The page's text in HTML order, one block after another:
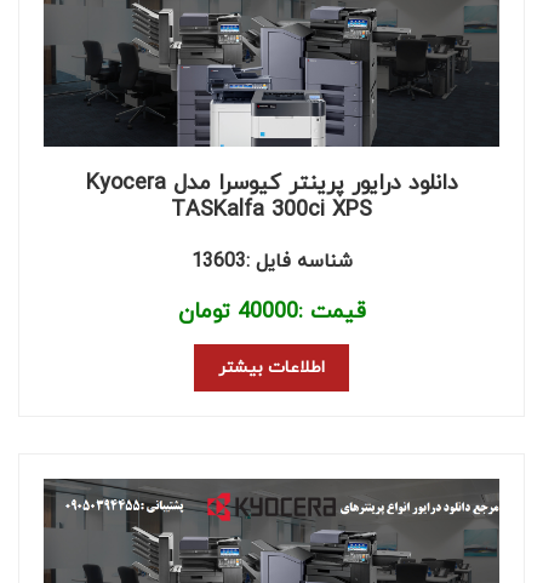
دانلود درایور پرینتر کیوسرا مدل Kyocera
TASKalfa 300ci XPS
شناسه فایل :13603
قیمت :40000 تومان
اطلاعات بیشتر